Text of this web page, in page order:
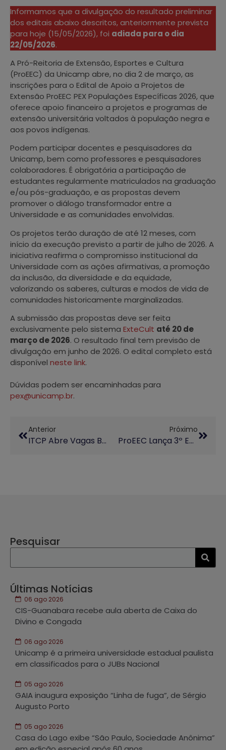
Informamos que a divulgação do resultado preliminar
dos editais abaixo descritos, anteriormente prevista
para hoje (15/05/2026), foi adiada para o dia
22/05/2026.
A Pró-Reitoria de Extensão, Esportes e Cultura
(ProEEC) da Unicamp abre, no dia 2 de março, as
inscrições para o Edital de Apoio a Projetos de
Extensão ProEEC PEX Populações Específicas 2026, que
oferece apoio financeiro a projetos e programas de
extensão universitária voltados à população negra e
aos povos indígenas.
Podem participar docentes e pesquisadores da
Unicamp, bem como professores e pesquisadores
colaboradores. É obrigatória a participação de
estudantes regularmente matriculados na graduação
e/ou pós-graduação, e as propostas devem
promover o diálogo transformador entre a
Universidade e as comunidades envolvidas.
Os projetos terão duração de até 12 meses, com
início da execução previsto a partir de julho de 2026. A
iniciativa reafirma o compromisso institucional da
Universidade com as ações afirmativas, a promoção
da inclusão, da diversidade e da equidade,
valorizando os saberes, culturas e modos de vida de
comunidades historicamente marginalizadas.
A submissão das propostas deve ser feita
exclusivamente pelo sistema ExteCult até 20 de
março de 2026. O resultado final tem previsão de
divulgação em junho de 2026. O edital completo está
disponível neste link.
Dúvidas podem ser encaminhadas para
pex@unicamp.br.
Anterior
ITCP Abre Vagas BAS Para Projetos De Extensão
Próximo
ProEEC Lança 3º Edital De Apoio A Projetos De Extensão Junto Aos Colégios Técnicos
Pesquisar
Últimas Notícias
06 ago 2026
CIS-Guanabara recebe aula aberta de Caixa do
Divino e Congada
06 ago 2026
Unicamp é a primeira universidade estadual paulista
em classificados para o JUBs Nacional
05 ago 2026
GAIA inaugura exposição “Linha de fuga”, de Sérgio
Augusto Porto
05 ago 2026
Casa do Lago exibe “São Paulo, Sociedade Anônima”